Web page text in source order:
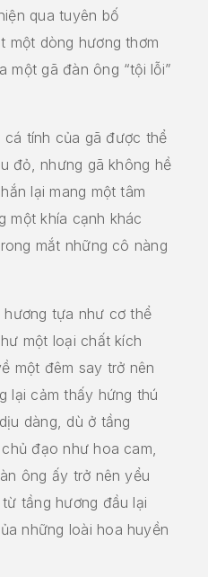
qua tuyên bố
một dòng hương thơm
một gã đàn ông “tội lỗi”
cá tính của gã được thể
đỏ, nhưng gã không hề
lại mang một tâm
một khía cạnh khác
mắt những cô nàng
hương tựa như cơ thể
một loại chất kích
một đêm say trở nên
lại cảm thấy hứng thú
dàng, dù ở tầng
đạo như hoa cam,
ông ấy trở nên yểu
tầng hương đầu lại
những loài hoa huyền